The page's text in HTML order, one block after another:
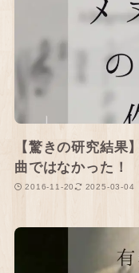
【驚きの研究結果
曲ではなかった！
2016-11-20 2025-03-04